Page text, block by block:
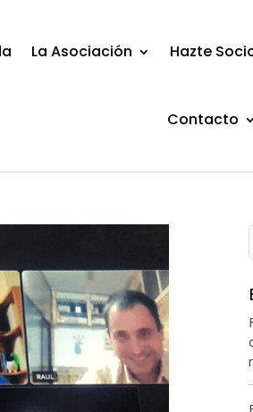
La Asociación Hazte
Contacto